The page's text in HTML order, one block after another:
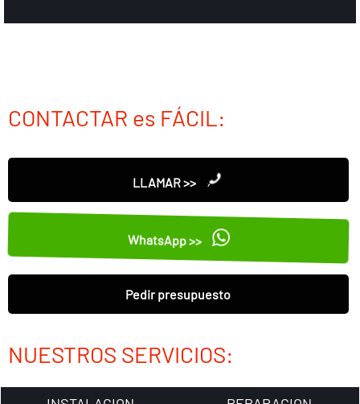
CONTACTAR es FÁCIL:
LLAMAR >>
WhatsApp >>
Pedir presupuesto
NUESTROS SERVICIOS: